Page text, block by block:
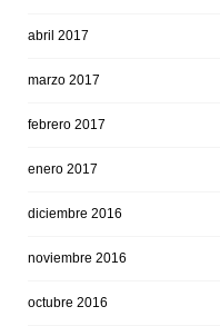
abril 2017
marzo 2017
febrero 2017
enero 2017
diciembre 2016
noviembre 2016
octubre 2016